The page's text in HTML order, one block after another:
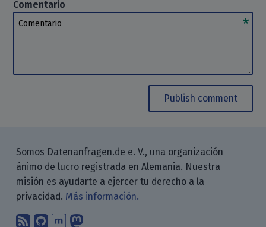
Comentario
Comentario
Publish comment
Somos Datenanfragen.de e. V., una organización
ánimo de lucro registrada en Alemania. Nuestra
misión es ayudarte a ejercer tu derecho a la
privacidad. Más información.
Suscríbete a nuestro blog a través
Encuéntranos en GitHub
Encuéntranos en Matrix